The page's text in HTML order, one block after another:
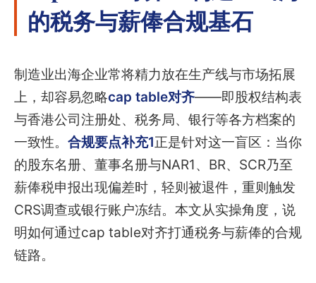
的税务与薪俸合规基石
制造业出海企业常将精力放在生产线与市场拓展
上，却容易忽略cap table对齐——即股权结构表
与香港公司注册处、税务局、银行等各方档案的
一致性。 合规要点补充1正是针对这一盲区：当你
的股东名册、董事名册与NAR1、BR、SCR乃至
薪俸税申报出现偏差时，轻则被退件，重则触发
CRS调查或银行账户冻结。本文从实操角度，说
明如何通过cap table对齐打通税务与薪俸的合规
链路。